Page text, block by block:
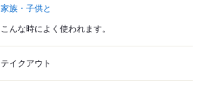
家族・子供と
こんな時によく使われます。
テイクアウト